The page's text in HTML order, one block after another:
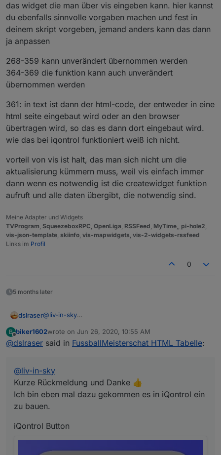
das widget die man über vis eingeben kann. hier kannst
du ebenfalls sinnvolle vorgaben machen und fest in
deinem skript vorgeben, jemand anders kann das dann
ja anpassen
268-359 kann unverändert übernommen werden
364-369 die funktion kann auch unverändert
übernommen werden
361: in text ist dann der html-code, der entweder in eine
html seite eingebaut wird oder an den browser
übertragen wird, so das es dann dort eingebaut wird.
wie das bei iqontrol funktioniert weiß ich nicht.
vorteil von vis ist halt, das man sich nicht um die
aktualisierung kümmern muss, weil vis einfach immer
dann wenn es notwendig ist die createwidget funktion
aufruft und alle daten übergibt, die notwendig sind.
Meine Adapter und Widgets
TVProgram, SqueezeboxRPC, OpenLiga, RSSFeed, MyTime,, pi-hole2,
vis-json-template, skiinfo, vis-mapwidgets, vis-2-widgets-rssfeed
Links im Profil
0
5 months later
dslraser@liv-in-sky
Ich bin eben mal dazu gekommen es in iQontrol ein zu
bauen.
iQontrol Button
B
Offline
biker1602wrote on Jun 26, 2020, 10:55 AM
last edited by
@dslraser said in FussballMeisterschat HTML Tabelle:
@liv-in-sky
Kurze Rückmeldung und Danke 👍
Ich bin eben mal dazu gekommen es in iQontrol ein
zu bauen.
iQontrol Button